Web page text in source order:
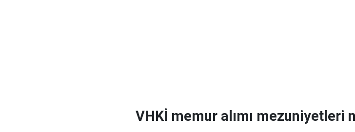
VHKİ memur alımı mezuniyetleri